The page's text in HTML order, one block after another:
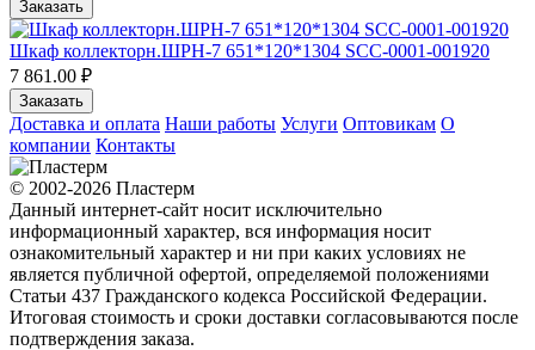
Заказать
Шкаф коллекторн.ШРН-7 651*120*1304 SCC-0001-001920
7 861.00 ₽
Заказать
Доставка и оплата Наши работы Услуги Оптовикам О
компании Контакты
© 2002-2026 Пластерм
Данный интернет-сайт носит исключительно
информационный характер, вся информация носит
ознакомительный характер и ни при каких условиях не
является публичной офертой, определяемой положениями
Статьи 437 Гражданского кодекса Российской Федерации.
Итоговая стоимость и сроки доставки согласовываются после
подтверждения заказа.